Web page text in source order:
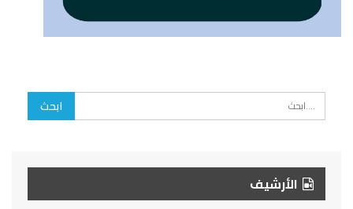
الأرشيف